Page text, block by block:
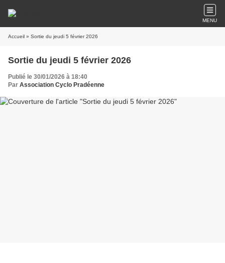
MENU
Accueil » Sortie du jeudi 5 février 2026
Sortie du jeudi 5 février 2026
Publié le 30/01/2026 à 18:40
Par Association Cyclo Pradéenne